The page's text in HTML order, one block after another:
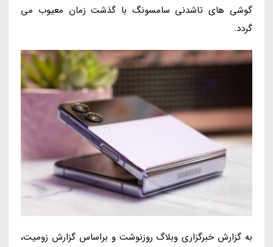
گوشی های تاشدنی سامسونگ با گذشت زمان معیوب می
گردد.
به گزارش خبرگزاری وبلاگ روزنوشت و براساس گزارش زومیت،